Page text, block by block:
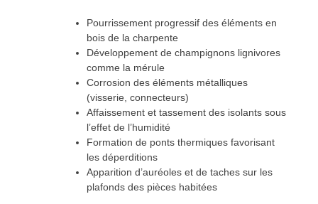
Pourrissement progressif des éléments en
bois de la charpente
Développement de champignons lignivores
comme la mérule
Corrosion des éléments métalliques
(visserie, connecteurs)
Affaissement et tassement des isolants sous
l’effet de l’humidité
Formation de ponts thermiques favorisant
les déperditions
Apparition d’auréoles et de taches sur les
plafonds des pièces habitées